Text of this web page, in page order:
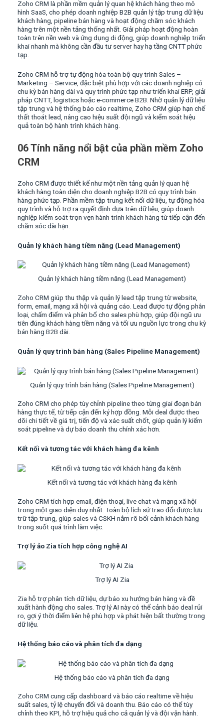
Zoho CRM là phần mềm quản lý quan hệ khách hàng theo mô
hình SaaS, cho phép doanh nghiệp B2B quản lý tập trung dữ liệu
khách hàng, pipeline bán hàng và hoạt động chăm sóc khách
hàng trên một nền tảng thống nhất. Giải pháp hoạt động hoàn
toàn trên nền web và ứng dụng di động, giúp doanh nghiệp triển
khai nhanh mà không cần đầu tư server hay hạ tầng CNTT phức
tạp.
Zoho CRM hỗ trợ tự động hóa toàn bộ quy trình Sales –
Marketing – Service, đặc biệt phù hợp với các doanh nghiệp có
chu kỳ bán hàng dài và quy trình phức tạp như triển khai ERP, giải
pháp CNTT, logistics hoặc e-commerce B2B. Nhờ quản lý dữ liệu
tập trung và hệ thống báo cáo realtime, Zoho CRM giúp hạn chế
thất thoát lead, nâng cao hiệu suất đội ngũ và kiểm soát hiệu
quả toàn bộ hành trình khách hàng.
06 Tính năng nổi bật của phần mềm Zoho
CRM
Zoho CRM được thiết kế như một nền tảng quản lý quan hệ
khách hàng toàn diện cho doanh nghiệp B2B có quy trình bán
hàng phức tạp. Phần mềm tập trung kết nối dữ liệu, tự động hóa
quy trình và hỗ trợ ra quyết định dựa trên dữ liệu, giúp doanh
nghiệp kiểm soát trọn vẹn hành trình khách hàng từ tiếp cận đến
chăm sóc dài hạn.
Quản lý khách hàng tiềm năng (Lead Management)
Quản lý khách hàng tiềm năng (Lead Management)
Zoho CRM giúp thu thập và quản lý lead tập trung từ website,
form, email, mạng xã hội và quảng cáo. Lead được tự động phân
loại, chấm điểm và phân bổ cho sales phù hợp, giúp đội ngũ ưu
tiên đúng khách hàng tiềm năng và tối ưu nguồn lực trong chu kỳ
bán hàng B2B dài.
Quản lý quy trình bán hàng (Sales Pipeline Management)
Quản lý quy trình bán hàng (Sales Pipeline Management)
Zoho CRM cho phép tùy chỉnh pipeline theo từng giai đoạn bán
hàng thực tế, từ tiếp cận đến ký hợp đồng. Mỗi deal được theo
dõi chi tiết về giá trị, tiến độ và xác suất chốt, giúp quản lý kiểm
soát pipeline và dự báo doanh thu chính xác hơn.
Kết nối và tương tác với khách hàng đa kênh
Kết nối và tương tác với khách hàng đa kênh
Zoho CRM tích hợp email, điện thoại, live chat và mạng xã hội
trong một giao diện duy nhất. Toàn bộ lịch sử trao đổi được lưu
trữ tập trung, giúp sales và CSKH nắm rõ bối cảnh khách hàng
trong suốt quá trình làm việc.
Trợ lý ảo Zia tích hợp công nghệ AI
Trợ lý AI Zia
Zia hỗ trợ phân tích dữ liệu, dự báo xu hướng bán hàng và đề
xuất hành động cho sales. Trợ lý AI này có thể cảnh báo deal rủi
ro, gợi ý thời điểm liên hệ phù hợp và phát hiện bất thường trong
dữ liệu.
Hệ thống báo cáo và phân tích đa dạng
Hệ thống báo cáo và phân tích đa dạng
Zoho CRM cung cấp dashboard và báo cáo realtime về hiệu
suất sales, tỷ lệ chuyển đổi và doanh thu. Báo cáo có thể tùy
chỉnh theo KPI, hỗ trợ hiệu quả cho cả quản lý và đội vận hành.